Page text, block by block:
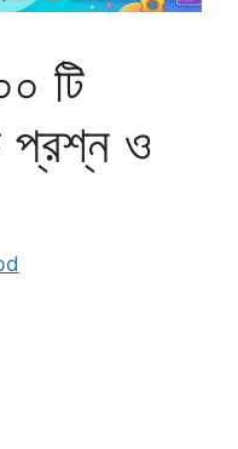
টি
প্রশ্ন ও